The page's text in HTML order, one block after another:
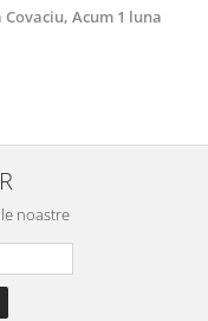
Covaciu, Acum 1 luna
noastre